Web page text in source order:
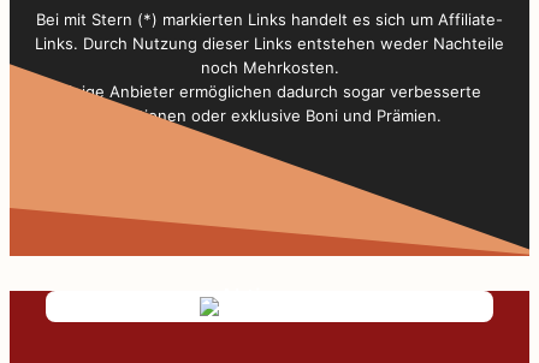
Bei mit Stern (*) markierten Links handelt es sich um Affiliate-
Links. Durch Nutzung dieser Links entstehen weder Nachteile
noch Mehrkosten.
Einige Anbieter ermöglichen dadurch sogar verbesserte
Konditionen oder exklusive Boni und Prämien.